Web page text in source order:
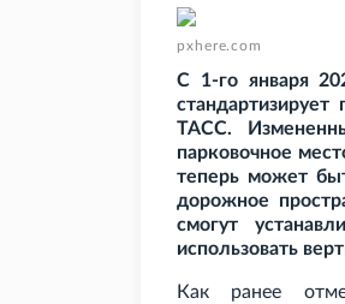
pxhere.com
С 1-го января
ТАСС.
парковочное
теперь может
дорожное
смогут
использовать
Как ранее